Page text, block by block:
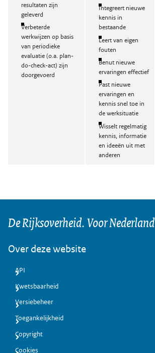
resultaten zijn
geleverd
Verbeterde
werkwijzen op basis
van periodieke
evaluatie (o.a. plan-
do-check-act) zijn
doorgevoerd
Integreert nieuwe
kennis in
bestaande
Leert van eigen
fouten
Benut nieuwe
ervaringen effectief
Past nieuwe
ervaringen en
kennis snel toe in
de werksituatie
Wisselt regelmatig
kennis, informatie
en ideeën uit met
anderen
De Rijksoverheid. Voor Nederland
Over deze website
API
Kwetsbaarheid
Versiebeheer
Toegankelijkheid
Copyright
Cookies